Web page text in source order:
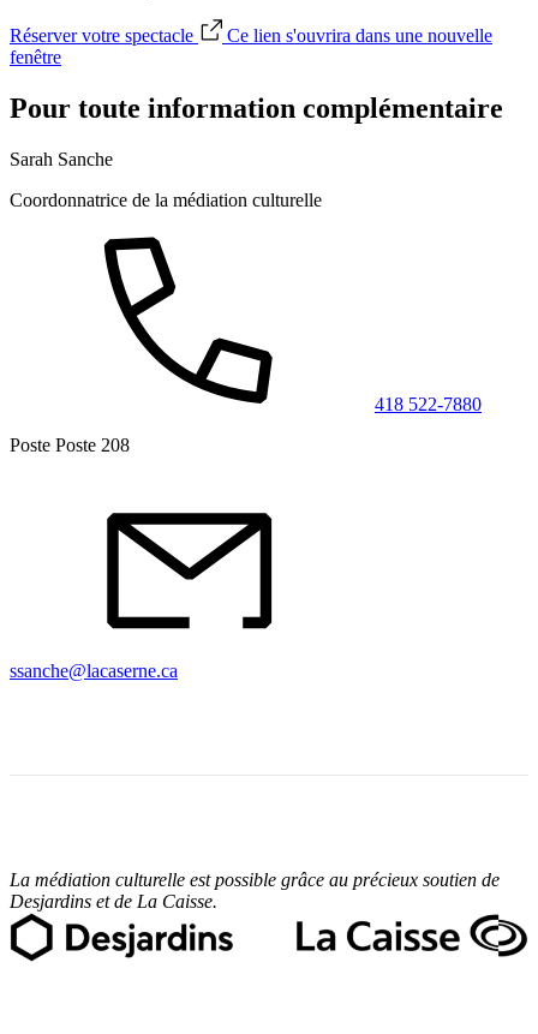
Réserver votre spectacle
Ce lien s'ouvrira dans une nouvelle
fenêtre
Pour toute information complémentaire
Sarah Sanche
Coordonnatrice de la médiation culturelle
418 522-7880
Poste Poste 208
ssanche@lacaserne.ca
La médiation culturelle est possible grâce au précieux soutien de
Desjardins et de La Caisse.